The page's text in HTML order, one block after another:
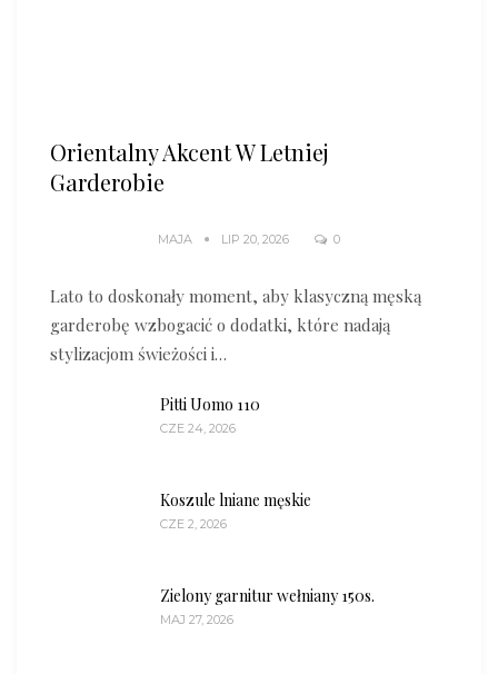
Orientalny Akcent W Letniej
Garderobie
MAJA LIP 20, 2026 0
Lato to doskonały moment, aby klasyczną męską
garderobę wzbogacić o dodatki, które nadają
stylizacjom świeżości i…
Pitti Uomo 110
CZE 24, 2026
Koszule lniane męskie
CZE 2, 2026
Zielony garnitur wełniany 150s.
MAJ 27, 2026